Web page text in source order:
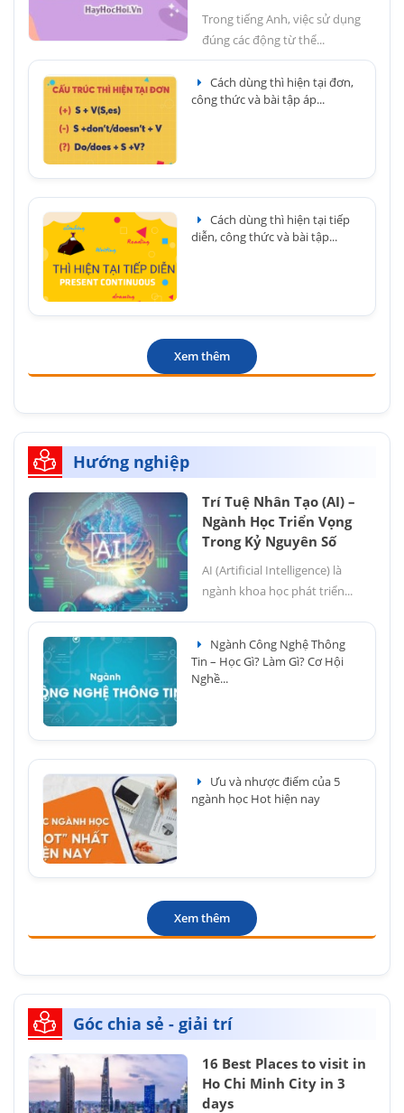
Trong tiếng Anh, việc sử dụng
đúng các động từ thể...
Cách dùng thì hiện tại đơn,
công thức và bài tập áp...
Cách dùng thì hiện tại tiếp
diễn, công thức và bài tập...
Xem thêm
Hướng nghiệp
Trí Tuệ Nhân Tạo (AI) –
Ngành Học Triển Vọng
Trong Kỷ Nguyên Số
AI (Artificial Intelligence) là
ngành khoa học phát triển...
Ngành Công Nghệ Thông
Tin – Học Gì? Làm Gì? Cơ Hội
Nghề...
Ưu và nhược điểm của 5
ngành học Hot hiện nay
Xem thêm
Góc chia sẻ - giải trí
16 Best Places to visit in
Ho Chi Minh City in 3
days